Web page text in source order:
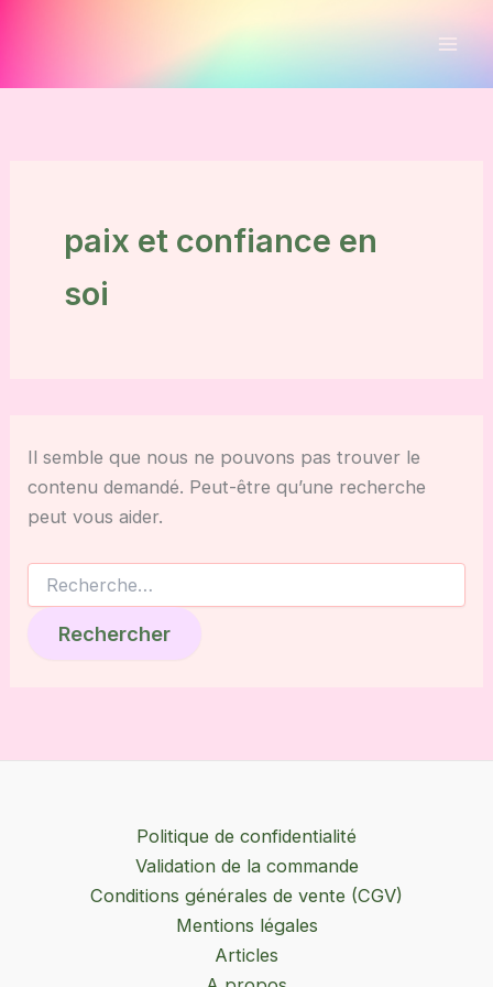
paix et confiance en
soi
Il semble que nous ne pouvons pas trouver le
contenu demandé. Peut-être qu’une recherche
peut vous aider.
Rechercher :
Politique de confidentialité
Validation de la commande
Conditions générales de vente (CGV)
Mentions légales
Articles